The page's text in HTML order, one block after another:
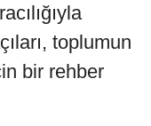
toplumun
bir rehber